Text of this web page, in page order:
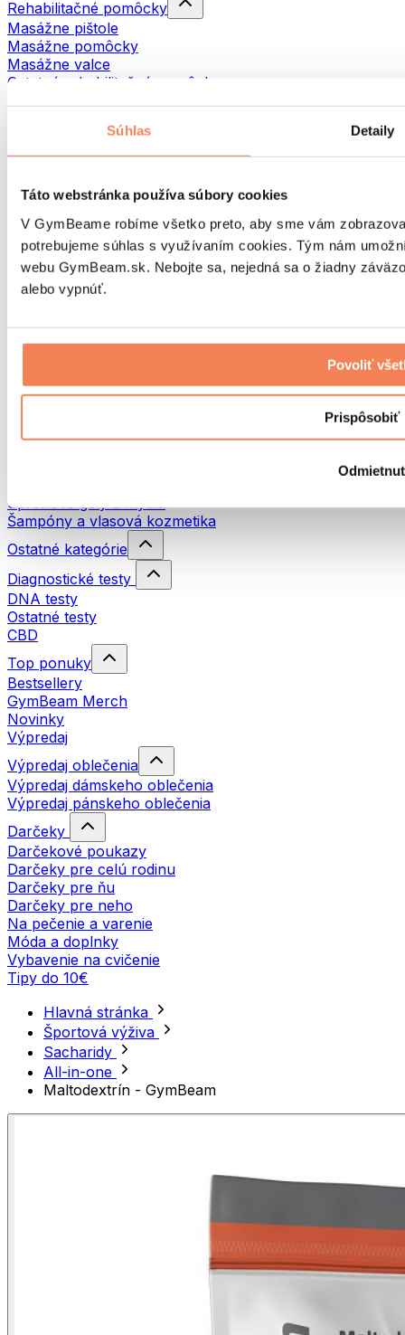
Súhlas Detaily
Táto webstránka používa súbory cookies
V GymBeame robíme všetko preto, aby sme vám
potrebujeme súhlas s využívaním cookies. Tým nám
webu GymBeam.sk. Nebojte sa, nejedná sa o žiadny
alebo vypnúť.
Povoliť
Prispôsobiť
Rehabilitačné pomôcky
Masážne pištole
Masážne pomôcky
Masážne valce
Ostatné rehabilitačné pomôcky
Tašky a batohy
Tašky na jedlo a príslušenstvo
Pomôcky podľa aktivity
Beh
Bojové športy
Cyklistika
Joga a pilates
Otužovanie
Turistika
Vodné filtre a kanvice
Pracie prostriedky
Sprchové gély a mydlá
Šampóny a vlasová kozmetika
Ostatné kategórie
Diagnostické testy
DNA testy
Ostatné testy
CBD
Top ponuky
Bestsellery
GymBeam Merch
Novinky
Výpredaj
Výpredaj oblečenia
Výpredaj dámskeho oblečenia
Výpredaj pánskeho oblečenia
Darčeky
Darčekové poukazy
Darčeky pre celú rodinu
Darčeky pre ňu
Darčeky pre neho
Na pečenie a varenie
Móda a doplnky
Vybavenie na cvičenie
Tipy do 10€
Hlavná stránka
Športová výživa
Sacharidy
All-in-one
Maltodextrín - GymBeam